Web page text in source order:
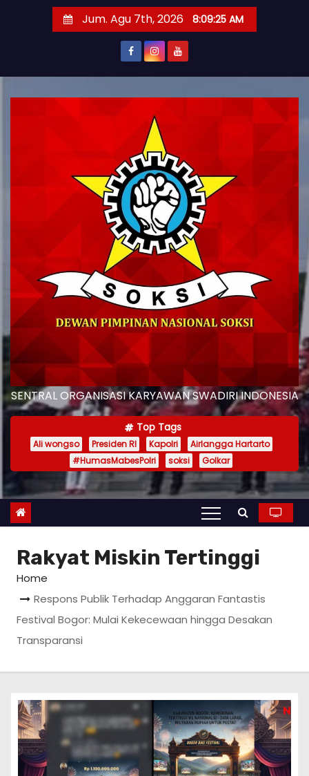
Jum. Agu 7th, 2026 8:09:26 AM
SENTRAL ORGANISASI KARYAWAN SWADIRI INDONESIA
Top Tags
Ali wongso Presiden RI Kapolri
Airlangga Hartarto
#HumasMabesPolri
soksi Golkar
Rakyat Miskin Tertinggi
Home
Respons Publik Terhadap Anggaran Fantastis
Festival Bogor: Mulai Kekecewaan hingga Desakan
Transparansi